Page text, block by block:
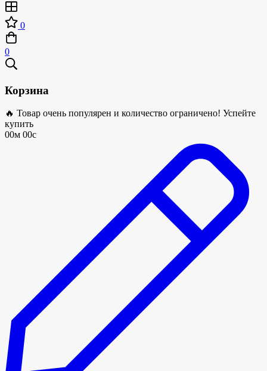
0
0
Корзина
🔥 Товар очень популярен и количество ограничено! Успейте
купить
00м 00с